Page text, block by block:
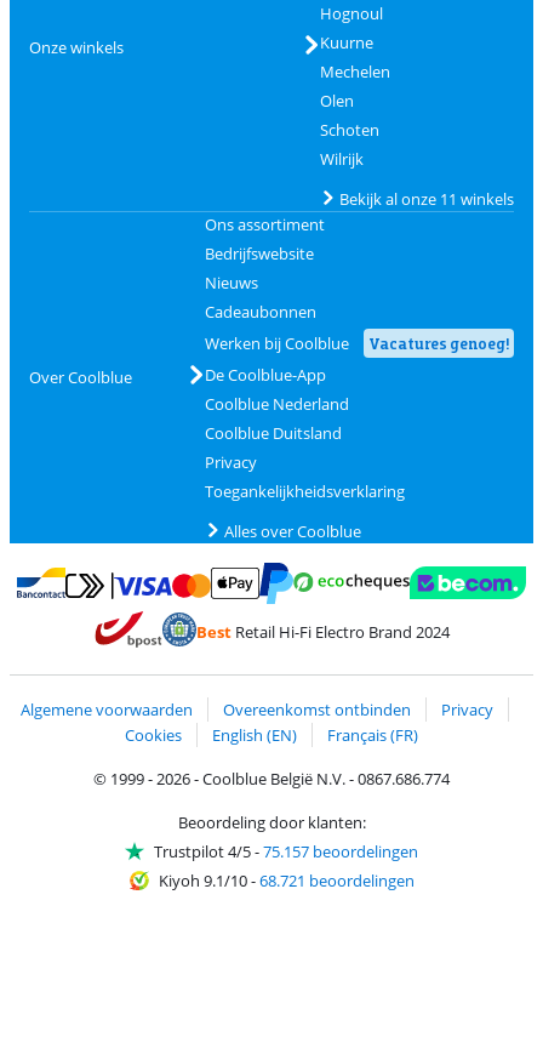
Onze winkels
Hognoul
Kuurne
Mechelen
Olen
Schoten
Wilrijk
Bekijk al onze 11 winkels
Over Coolblue
Ons assortiment
Bedrijfswebsite
Nieuws
Cadeaubonnen
Werken bij Coolblue
Vacatures genoeg!
De Coolblue-App
Coolblue Nederland
Coolblue Duitsland
Privacy
Toegankelijkheidsverklaring
Alles over Coolblue
Betalen met Bancontact
Betalen met MasterCard en Visa via ClickToPay
Betalen met PayPal
BestRetail Hi-Fi Electro Brand 2024
Algemene voorwaarden Overeenkomst ontbinden
Privacy
Cookies
English (EN)
Français (FR)
© 1999 - 2026 - Coolblue België N.V. - 0867.686.774
Beoordeling door klanten:
Trustpilot 4/5-75.157 beoordelingen
Kiyoh 9.1/10-68.721 beoordelingen